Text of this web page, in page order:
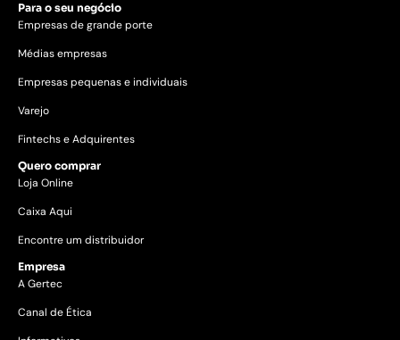
Para o seu negócio
Empresas de grande porte
Médias empresas
Empresas pequenas e individuais
Varejo
Fintechs e Adquirentes
Quero comprar
Loja Online
Caixa Aqui
Encontre um distribuidor
Empresa
A Gertec
Canal de Ética